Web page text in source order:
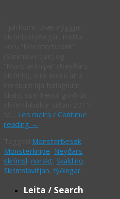
Les meira / Continue
reading →
Monsterbesøk
Monsterknipe Neyðars
skrímsl norskt Skald.no
Skrímslavitjan týðingar
Leita / Search